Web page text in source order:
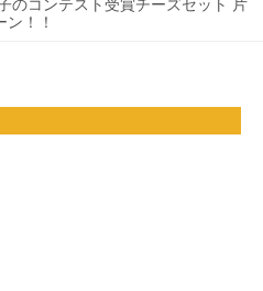
のコンテスト受賞チーズセット 片
！！